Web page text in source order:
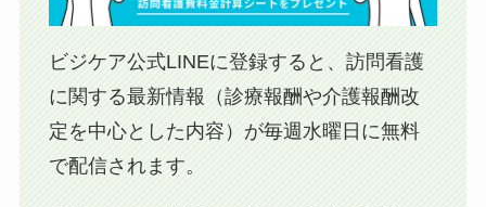
ビジケア公式LINEに登録すると、訪問看護
に関する最新情報（診療報酬や介護報酬改
定を中心とした内容）が毎週水曜日に無料
で配信されます。